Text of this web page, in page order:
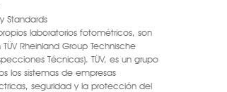
Standards
laboratorios fotométricos, son
Rheinland Group Technische
Técnicas). TÜV, es un grupo
los sistemas de empresas
seguridad y la protección del